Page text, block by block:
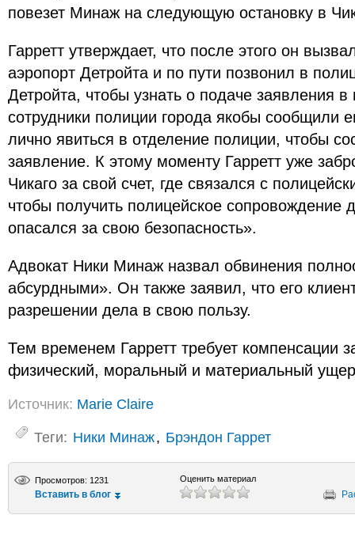
повезет Минаж на следующую остановку в
Гарретт утверждает, что после этого он
аэропорт Детройта и по пути позвонил в
Детройта, чтобы узнать о подаче заявления
сотрудники полиции города якобы сообщили
лично явиться в отделение полиции, чтобы
заявление. К этому моменту Гарретт уже
Чикаго за свой счет, где связался с
чтобы получить полицейское сопровождение
опасался за свою безопасность».
Адвокат Ники Минаж назвал обвинения
абсурдными». Он также заявил, что его
разрешении дела в свою пользу.
Тем временем Гарретт требует компенсации
физический, моральный и материальный
Источник: Marie Claire
Теги: Ники Минаж, Брэндон Гаррет
Просмотров: 1231
Вставить в блог
Оценить материал